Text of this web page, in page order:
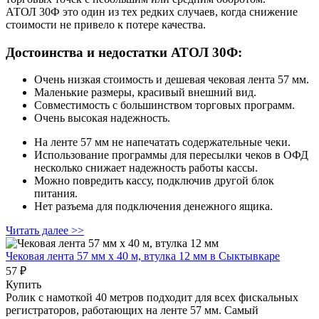
АТОЛ 30Ф это один из тех редких случаев, когда снижение
стоимости не привело к потере качества.
Достоинства и недостатки АТОЛ 30Ф:
Очень низкая стоимость и дешевая чековая лента 57 мм.
Маленькие размеры, красивый внешний вид.
Совместимость с большинством торговых программ.
Очень высокая надежность.
На ленте 57 мм не напечатать содержательные чеки.
Использование программы для пересылки чеков в ОФД
несколько снижает надежность работы кассы.
Можно повредить кассу, подключив другой блок
питания.
Нет разъема для подключения денежного ящика.
Читать далее >>
Чековая лента 57 мм x 40 м, втулка 12 мм в Сыктывкаре
57 ₽
Купить
Ролик с намоткой 40 метров подходит для всех фискальных
регистраторов, работающих на ленте 57 мм. Самый